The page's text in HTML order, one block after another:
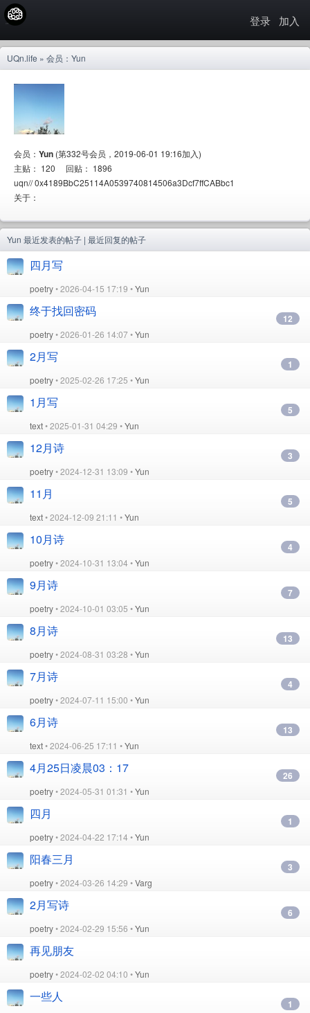
登录 加入
UQn.life » 会员：Yun
会员： Yun (第332号会员，2019-06-01 19:16加入)
主贴： 120 回贴： 1896
uqn// 0x4189BbC25114A0539740814506a3Dcf7ffCABbc1
关于：
Yun 最近发表的帖子 | 最近回复的帖子
四月写
poetry• 2026-04-15 17:19 •Yun
终于找回密码
poetry• 2026-01-26 14:07 •Yun
12
2月写
poetry• 2025-02-26 17:25 •Yun
1
1月写
text• 2025-01-31 04:29 •Yun
5
12月诗
poetry• 2024-12-31 13:09 •Yun
3
11月
text• 2024-12-09 21:11 •Yun
5
10月诗
poetry• 2024-10-31 13:04 •Yun
4
9月诗
poetry• 2024-10-01 03:05 •Yun
7
8月诗
poetry• 2024-08-31 03:28 •Yun
13
7月诗
poetry• 2024-07-11 15:00 •Yun
4
6月诗
text• 2024-06-25 17:11 •Yun
13
4月25日凌晨03：17
poetry• 2024-05-31 01:31 •Yun
26
四月
poetry• 2024-04-22 17:14 •Yun
1
阳春三月
poetry• 2024-03-26 14:29 •Varg
3
2月写诗
poetry• 2024-02-29 15:56 •Yun
6
再见朋友
poetry• 2024-02-02 04:10 •Yun
一些人 1